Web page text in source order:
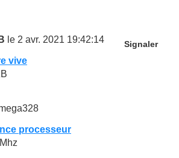
le 2 avr. 2021 19:42:14 Signaler
vive
processeur